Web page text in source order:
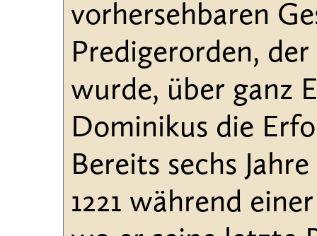
vorhersehbaren
Predigerorden,
wurde, über ganz
Dominikus die
Bereits sechs
1221 während